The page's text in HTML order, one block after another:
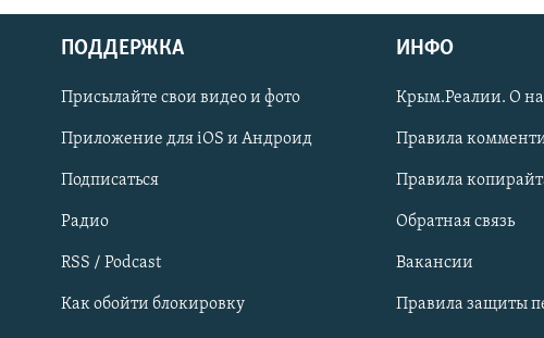
Українською
Qırımtatar
ПРИСОЕДИНЯЙТЕСЬ!
ПОДДЕРЖКА
Присылайте свои видео и фото
Приложение для iOS и Андроид
Подписаться
Радио
RSS / Podcast
Как обойти блокировку
ИНФО
Крым.Реалии. О
Правила
Правила
Обратная связь
Вакансии
Правила защиты